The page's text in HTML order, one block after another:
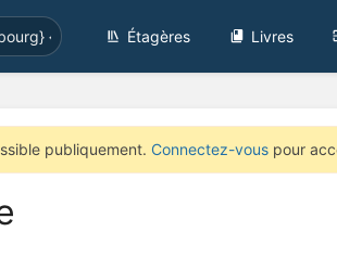
Étagères Livres
publiquement. Connectez-vous pour